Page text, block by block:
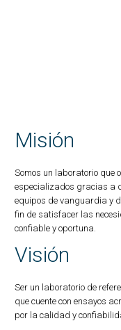
Misión
Somos un laboratorio que
especializados gracias a
equipos de vanguardia y
fin de satisfacer las
confiable y oportuna.
Visión
Ser un laboratorio de
que cuente con ensayos
por la calidad y